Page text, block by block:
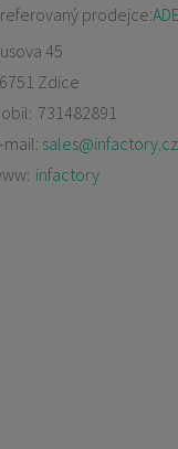
prodejce:
45
Zdice
731482891
mail: sales@infactory.cz
infactory